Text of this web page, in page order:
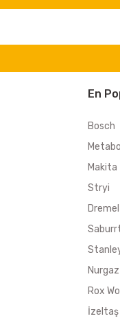
En
Bosch
Metabo
Makita
Stryi
Dremel
Rox
İzeltaş